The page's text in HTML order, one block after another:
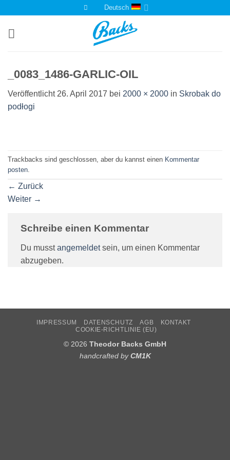
springen
Deutsch
_0083_1486-GARLIC-OIL
Veröffentlicht 26. April 2017 bei 2000 × 2000 in Skrobak do
podłogi
Trackbacks sind geschlossen, aber du kannst einen Kommentar
posten
← Zurück
Weiter →
Schreibe einen Kommentar
Du musstangemeldetsein, um einen Kommentar
abzugeben.
IMPRESSUM DATENSCHUTZ AGB
KONTAKT
COOKIE-RICHTLINIE (EU)
© 2026 Theodor Backs GmbH
handcrafted byCM1K